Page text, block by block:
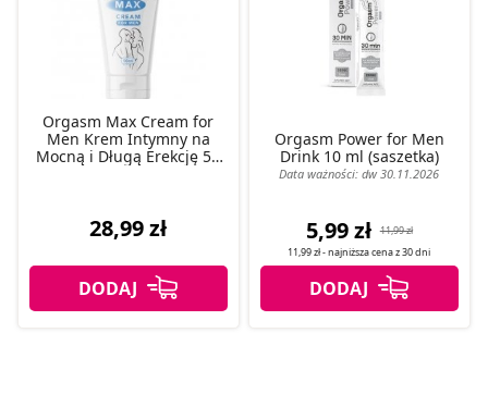
Orgasm Max Cream for
Men Krem Intymny na
Mocną i Długą Erekcję 50
28,99 zł
Orgasm Power for Men
Drink 10 ml (saszetka)
Data ważności: dw 30.11.2026
5,99 zł
11,99 zł
11,99 zł- najniższa cena z30 dni